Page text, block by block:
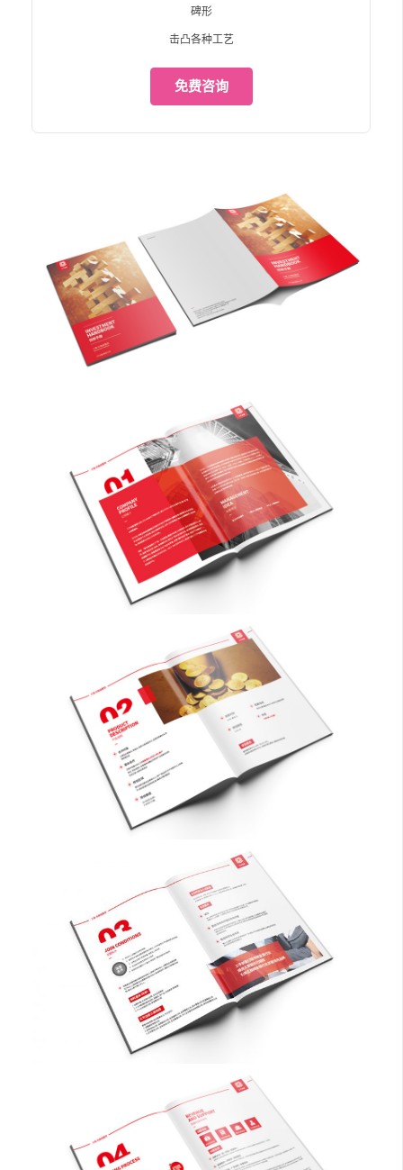
碑形
击凸各种工艺
免费咨询